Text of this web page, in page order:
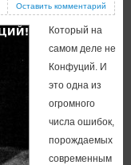
Оставить комментарий
Который на
самом деле не
Конфуций. И
это одна из
огромного
числа ошибок,
порождаемых
современным